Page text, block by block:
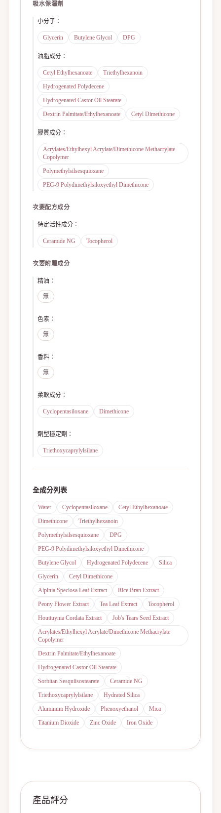
吸水保濕劑
小分子 ：
Glycerin Butylene Glycol DPG
油脂成分 ：
Cetyl Ethylhexanoate
Triethylhexanoin
Hydrogenated Polydecene
Hydrogenated Castor Oil Stearate
Dextrin Palmitate/Ethylhexanoate
Cetyl Dimethicone
膠質成分 ：
Acrylates/Ethylhexyl Acrylate/Dimethicone Methacrylate
Copolymer
Polymethylsilsesquioxane
PEG-9 Polydimethylsiloxyethyl Dimethicone
次要配方成分
特定活性成分 ：
Ceramide NG Tocopherol
次要附屬成分
精油 ：
無
色素 ：
無
香料 ：
無
柔軟成分 ：
Cyclopentasiloxane Dimethicone
劑型穩定劑 ：
Triethoxycaprylylsilane
全成分列表
Water Cyclopentasiloxane
Cetyl Ethylhexanoate
Dimethicone
Triethylhexanoin
Polymethylsilsesquioxane
DPG
PEG-9 Polydimethylsiloxyethyl Dimethicone
Butylene Glycol
Hydrogenated Polydecene
Silica
Glycerin
Cetyl Dimethicone
Alpinia Speciosa Leaf Extract
Rice Bran Extract
Peony Flower Extract
Tea Leaf Extract
Tocopherol
Houttuynia Cordata Extract
Job's Tears Seed Extract
Acrylates/Ethylhexyl Acrylate/Dimethicone Methacrylate
Copolymer
Dextrin Palmitate/Ethylhexanoate
Hydrogenated Castor Oil Stearate
Sorbitan Sesquiisostearate
Ceramide NG
Triethoxycaprylylsilane
Hydrated Silica
Aluminum Hydroxide
Phenoxyethanol
Mica
Titanium Dioxide
Zinc Oxide Iron Oxide
產品評分